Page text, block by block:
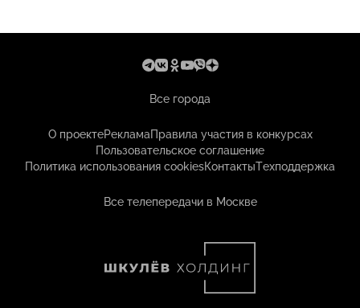
Все города
О проектеРекламаПравила участия в конкурсах
Пользовательское соглашение
Политика использования cookiesКонтактыТехподдержка
Все телепередачи в Москве